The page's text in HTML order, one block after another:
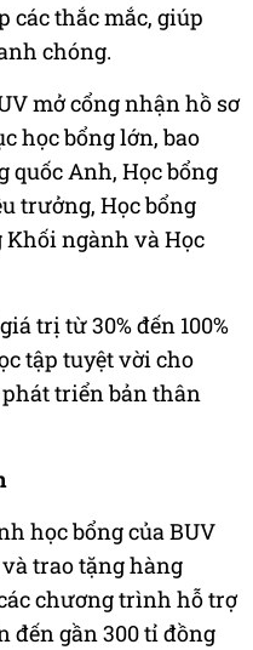
các thắc mắc, giúp
chóng.
mở cổng nhận hồ sơ
học bổng lớn, bao
quốc Anh, Học bổng
trưởng, Học bổng
Khối ngành và Học
trị từ 30% đến 100%
tập tuyệt vời cho
triển bản thân
học bổng của BUV
trao tặng hàng
chương trình hỗ trợ
đến gần 300 tỉ đồng